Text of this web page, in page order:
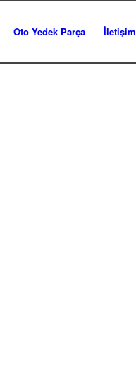
Oto Yedek Parça İletişim